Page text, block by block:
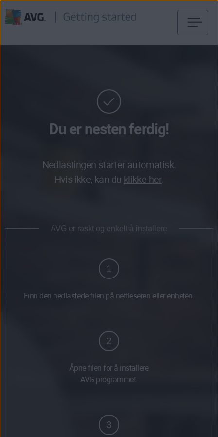
Du er nesten ferdig!
Nedlastingen starter automatisk.
Hvis ikke, kan du klikke her.
AVG er raskt og enkelt å installere
1
Finn den nedlastede filen på nettleseren eller enheten.
2
Åpne filen for å installere
AVG-programmet.
3